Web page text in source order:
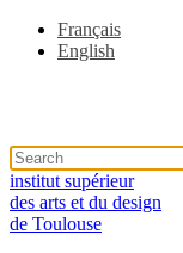
Français
English
institut supérieur
des arts et du design
de Toulouse